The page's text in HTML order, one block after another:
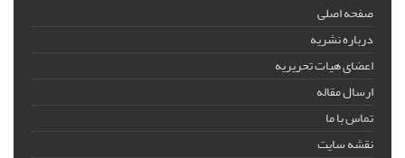
صفحه اصلی
درباره نشریه
اعضای هیات تحریریه
ارسال مقاله
تماس با ما
نقشه سایت